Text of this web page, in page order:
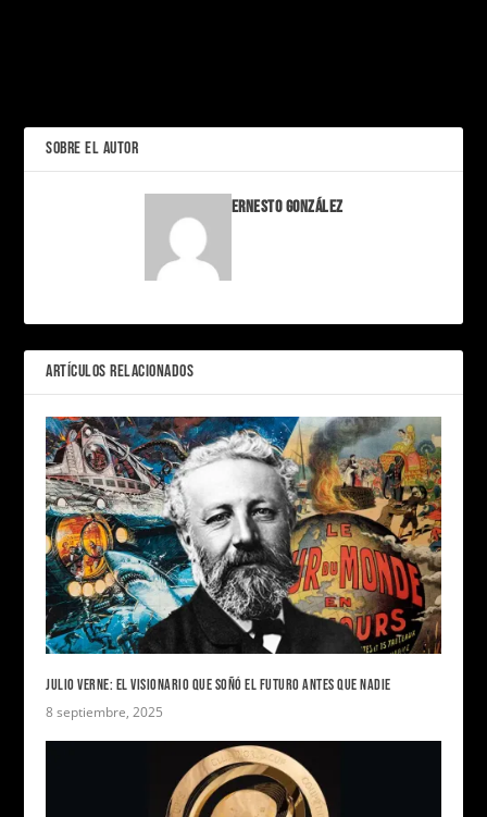
SOBRE EL AUTOR
Ernesto González
ARTÍCULOS RELACIONADOS
JULIO VERNE: EL VISIONARIO QUE SOÑÓ EL FUTURO ANTES QUE NADIE
8 septiembre, 2025